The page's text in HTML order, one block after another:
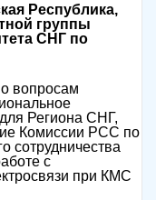
Республика,
группы
СНГ по
вопросам
Региона СНГ,
Комиссии РСС по
сотрудничества
с
при КМС